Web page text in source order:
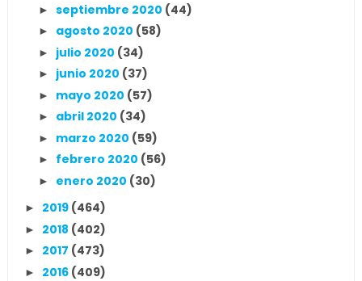
► septiembre 2020 (44)
► agosto 2020 (58)
► julio 2020 (34)
► junio 2020 (37)
► mayo 2020 (57)
► abril 2020 (34)
► marzo 2020 (59)
► febrero 2020 (56)
► enero 2020 (30)
► 2019 (464)
► 2018 (402)
► 2017 (473)
► 2016 (409)